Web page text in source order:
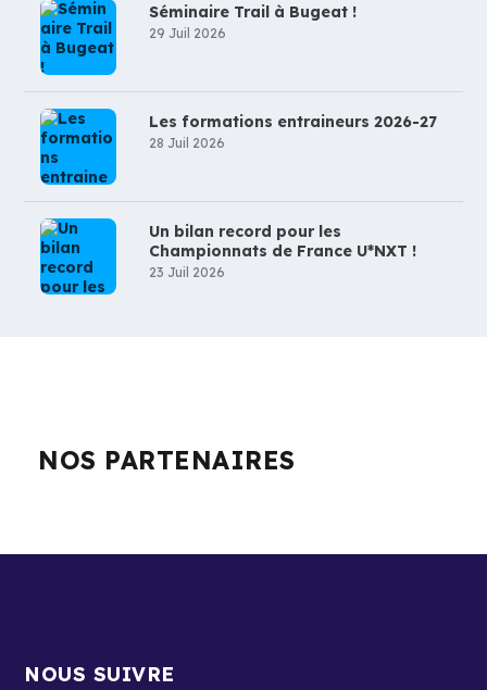
Séminaire Trail à Bugeat !
29 Juil 2026
Les formations entraineurs 2026-27
28 Juil 2026
Un bilan record pour les
Championnats de France U*NXT !
23 Juil 2026
NOS PARTENAIRES
NOUS SUIVRE